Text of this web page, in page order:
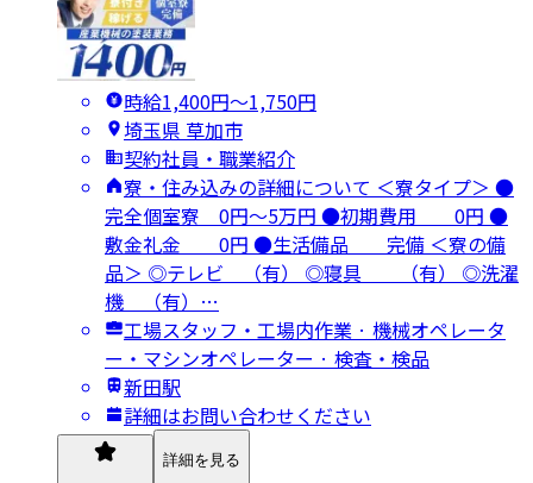
時給1,400円〜1,750円
埼玉県 草加市
契約社員・職業紹介
寮・住み込みの詳細について ＜寮タイプ＞ ●
完全個室寮 0円～5万円 ●初期費用 0円 ●
敷金礼金 0円 ●生活備品 完備 ＜寮の備
品＞ ◎テレビ （有） ◎寝具 （有） ◎洗濯
機 （有）…
工場スタッフ・工場内作業 · 機械オペレータ
ー・マシンオペレーター · 検査・検品
新田駅
詳細はお問い合わせください
詳細を見る